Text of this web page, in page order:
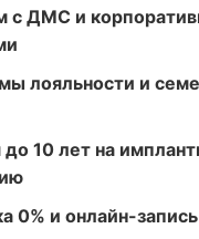
с ДМС и
лояльности и
до 10 лет на
0% и онлайн-